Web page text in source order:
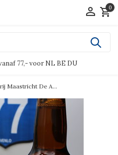
0
77,- voor NL BE DU
Maastricht De A...